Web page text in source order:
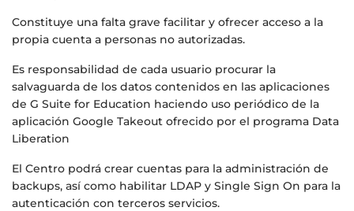
Constituye una falta grave facilitar y ofrecer acceso a la
propia cuenta a personas no autorizadas.
Es responsabilidad de cada usuario procurar la
salvaguarda de los datos contenidos en las aplicaciones
de G Suite for Education haciendo uso periódico de la
aplicación Google Takeout ofrecido por el programa Data
Liberation
El Centro podrá crear cuentas para la administración de
backups, así como habilitar LDAP y Single Sign On para la
autenticación con terceros servicios.